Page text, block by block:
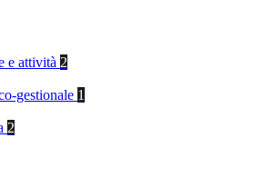
e attività 2
gestionale 1
2